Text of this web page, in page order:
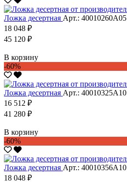
Ложка десертная Арт.: 40010260А05
18 048 ₽
45 120 ₽
В корзину
-60%
Ложка десертная Арт.: 40010325А10
16 512 ₽
41 280 ₽
В корзину
-60%
Ложка десертная Арт.: 40010356А10
18 048 ₽